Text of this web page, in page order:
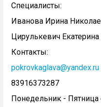
Специалисты:
Иванова Ирина
Цирулькевич
Контакты:
pokrovkaglava@yandex.ru
83916373287
Понедельник - Пятница